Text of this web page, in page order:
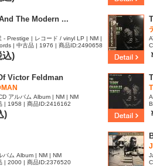
The Modern ...
- Prestige | レコード / vinyl LP | NM |
| 中古品 | 1976 | 商品ID:2490658
込)
Victor Feldman
アルバム Album | NM | NM
| 1958 | 商品ID:2416162
)
バム Album | NM | NM
| 2000 | 商品ID:2376520